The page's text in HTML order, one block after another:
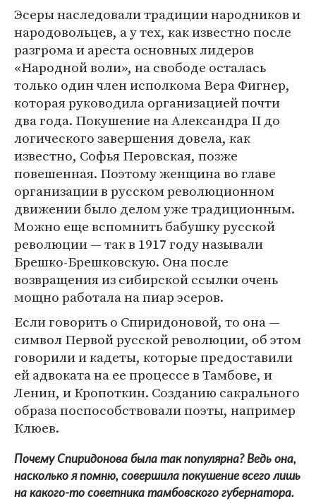
Эсеры наследовали традиции народников и
народовольцев, а у тех, как известно после
разгрома и ареста основных лидеров
«Народной воли», на свободе осталась
только один член исполкома Вера Фигнер,
которая руководила организацией почти
два года. Покушение на Александра II до
логического завершения довела, как
известно, Софья Перовская, позже
повешенная. Поэтому женщина во главе
организации в русском революционном
движении было делом уже традиционным.
Можно еще вспомнить бабушку русской
революции — так в 1917 году называли
Брешко-Брешковскую. Она после
возвращения из сибирской ссылки очень
мощно работала на пиар эсеров.
Если говорить о Спиридоновой, то она —
символ Первой русской революции, об этом
говорили и кадеты, которые предоставили
ей адвоката на ее процессе в Тамбове, и
Ленин, и Кропоткин. Созданию сакрального
образа поспособствовали поэты, например
Клюев.
Почему Спиридонова была так популярна? Ведь она,
насколько я помню, совершила покушение всего лишь
на какого-то советника тамбовского губернатора.